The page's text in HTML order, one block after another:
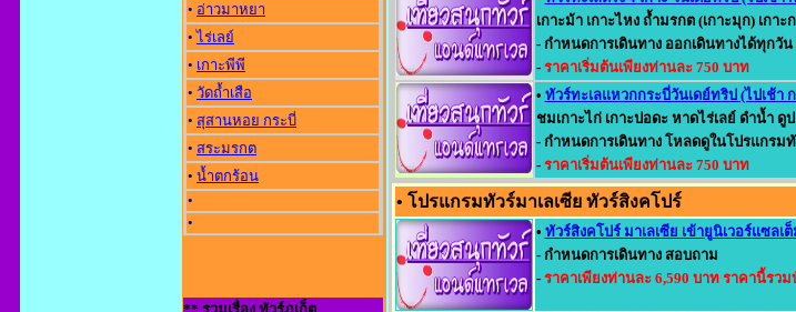
• อ่าวมาหยา
• ไร่เลย์
• เกาะพีพี
• วัดถ้ำเสือ
• สุสานหอย กระบี่
• สระมรกต
• น้ำตกร้อน
•
•
เกาะม้า เกาะไหง ถ้ำมรกต (เกาะมุก) เกาะ
- กำหนดการเดินทาง ออกเดินทางได้ทุกวั
- ราคาเริ่มต้นเพียงท่านละ 750 บาท
• ทัวร์ทะเลแหวกกระบี่วันเดย์ทริป (ไปเช้า
ชมเกาะไก่ เกาะปอดะ หาดไร่เลย์ ดำน้ำ ดู
- กำหนดการเดินทาง โหลดดูในโปรแกรม
- ราคาเริ่มต้นเพียงท่านละ 750 บาท
• โปรแกรมทัวร์มาเลเซีย ทัวร์สิงคโปร์
• ทัวร์สิงคโปร์ มาเลเซีย เข้ายูนิเวอร์แซลเ
- กำหนดการเดินทาง สอบถาม
- ราคาเพียงท่านละ 6,590 บาท ราคานี้รว